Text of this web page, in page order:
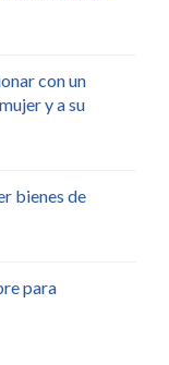
con un
y a su
bienes de
para